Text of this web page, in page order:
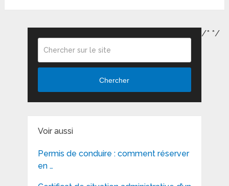
Chercher
Voir aussi
Permis de conduire : comment réserver
en …
/* */